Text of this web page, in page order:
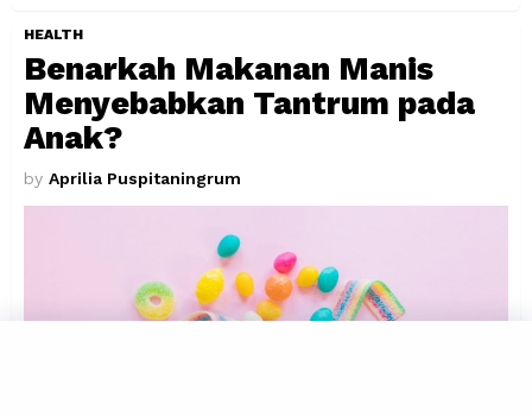
HEALTH
Benarkah Makanan Manis
Menyebabkan Tantrum pada
Anak?
by Aprilia Puspitaningrum